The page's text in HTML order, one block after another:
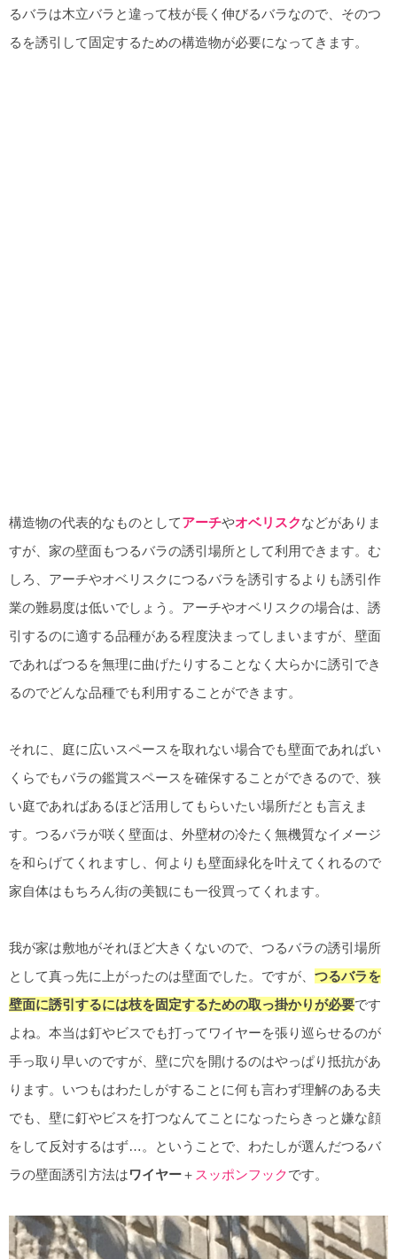
るバラは木立バラと違って枝が長く伸びるバラなので、そのつ
るを誘引して固定するための構造物が必要になってきます。
構造物の代表的なものとしてアーチやオベリスクなどがありま
すが、家の壁面もつるバラの誘引場所として利用できます。む
しろ、アーチやオベリスクにつるバラを誘引するよりも誘引作
業の難易度は低いでしょう。アーチやオベリスクの場合は、誘
引するのに適する品種がある程度決まってしまいますが、壁面
であればつるを無理に曲げたりすることなく大らかに誘引でき
るのでどんな品種でも利用することができます。
それに、庭に広いスペースを取れない場合でも壁面であればい
くらでもバラの鑑賞スペースを確保することができるので、狭
い庭であればあるほど活用してもらいたい場所だとも言えま
す。つるバラが咲く壁面は、外壁材の冷たく無機質なイメージ
を和らげてくれますし、何よりも壁面緑化を叶えてくれるので
家自体はもちろん街の美観にも一役買ってくれます。
我が家は敷地がそれほど大きくないので、つるバラの誘引場所
として真っ先に上がったのは壁面でした。ですが、 つるバラを
壁面に誘引するには枝を固定するための取っ掛かりが必要です
よね。本当は釘やビスでも打ってワイヤーを張り巡らせるのが
手っ取り早いのですが、壁に穴を開けるのはやっぱり抵抗があ
ります。いつもはわたしがすることに何も言わず理解のある夫
でも、壁に釘やビスを打つなんてことになったらきっと嫌な顔
をして反対するはず…。ということで、わたしが選んだつるバ
ラの壁面誘引方法はワイヤー＋ スッポンフックです。